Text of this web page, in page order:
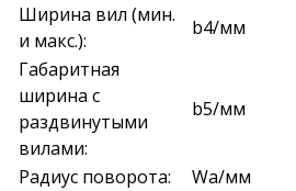
Ширина вил (мин.
и макс.):
b4/мм
Габаритная
ширина с
раздвинутыми
вилами:
b5/мм
Радиус поворота: Wa/мм